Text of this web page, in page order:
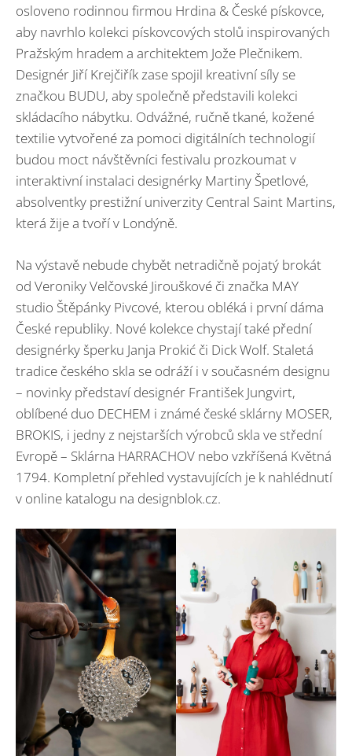
osloveno rodinnou firmou Hrdina & České pískovce,
aby navrhlo kolekci pískovcových stolů inspirovaných
Pražským hradem a architektem Jože Plečnikem.
Designér Jiří Krejčiřík zase spojil kreativní síly se
značkou BUDU, aby společně představili kolekci
skládacího nábytku. Odvážné, ručně tkané, kožené
textilie vytvořené za pomoci digitálních technologií
budou moct návštěvníci festivalu prozkoumat v
interaktivní instalaci designérky Martiny Špetlové,
absolventky prestižní univerzity Central Saint Martins,
která žije a tvoří v Londýně.
Na výstavě nebude chybět netradičně pojatý brokát
od Veroniky Velčovské Jirouškové či značka MAY
studio Štěpánky Pivcové, kterou obléká i první dáma
České republiky. Nové kolekce chystají také přední
designérky šperku Janja Prokić či Dick Wolf. Staletá
tradice českého skla se odráží i v současném designu
– novinky představí designér František Jungvirt,
oblíbené duo DECHEM i známé české sklárny MOSER,
BROKIS, i jedny z nejstarších výrobců skla ve střední
Evropě – Sklárna HARRACHOV nebo vzkříšená Květná
1794. Kompletní přehled vystavujících je k nahlédnutí
v online katalogu na designblok.cz.